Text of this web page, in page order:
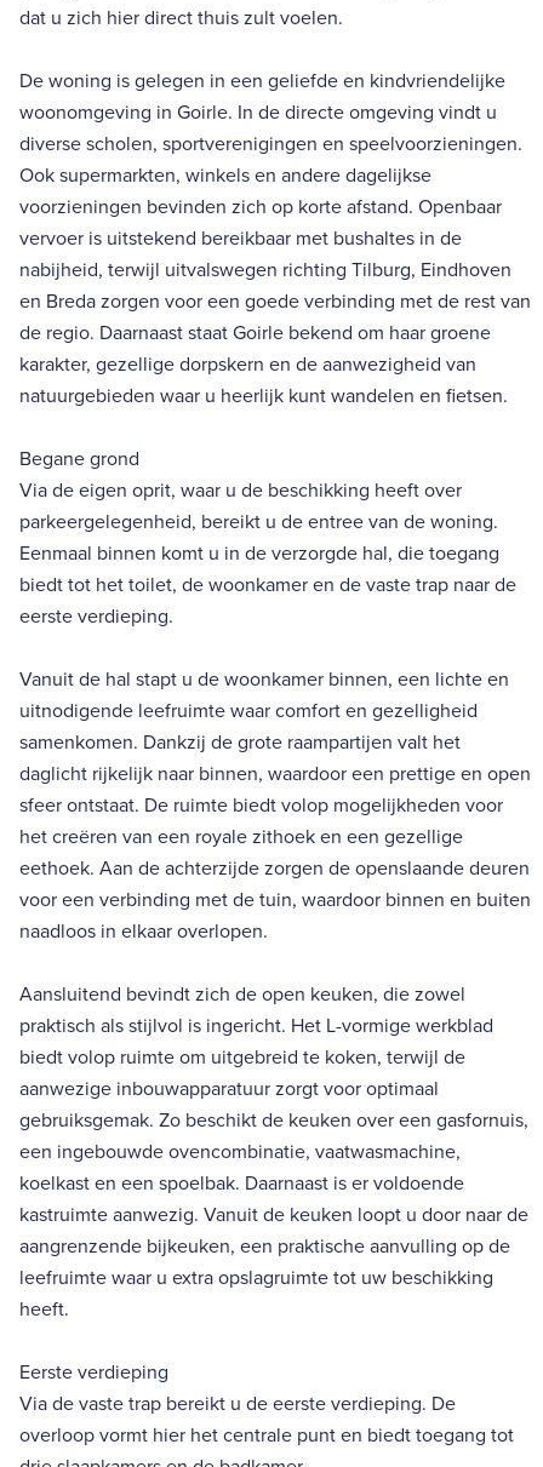
dat u zich hier direct thuis zult voelen.
De woning is gelegen in een geliefde en kindvriendelijke
woonomgeving in Goirle. In de directe omgeving vindt u
diverse scholen, sportverenigingen en speelvoorzieningen.
Ook supermarkten, winkels en andere dagelijkse
voorzieningen bevinden zich op korte afstand. Openbaar
vervoer is uitstekend bereikbaar met bushaltes in de
nabijheid, terwijl uitvalswegen richting Tilburg, Eindhoven
en Breda zorgen voor een goede verbinding met de rest van
de regio. Daarnaast staat Goirle bekend om haar groene
karakter, gezellige dorpskern en de aanwezigheid van
natuurgebieden waar u heerlijk kunt wandelen en fietsen.
Begane grond
Via de eigen oprit, waar u de beschikking heeft over
parkeergelegenheid, bereikt u de entree van de woning.
Eenmaal binnen komt u in de verzorgde hal, die toegang
biedt tot het toilet, de woonkamer en de vaste trap naar de
eerste verdieping.
Vanuit de hal stapt u de woonkamer binnen, een lichte en
uitnodigende leefruimte waar comfort en gezelligheid
samenkomen. Dankzij de grote raampartijen valt het
daglicht rijkelijk naar binnen, waardoor een prettige en open
sfeer ontstaat. De ruimte biedt volop mogelijkheden voor
het creëren van een royale zithoek en een gezellige
eethoek. Aan de achterzijde zorgen de openslaande deuren
voor een verbinding met de tuin, waardoor binnen en buiten
naadloos in elkaar overlopen.
Aansluitend bevindt zich de open keuken, die zowel
praktisch als stijlvol is ingericht. Het L-vormige werkblad
biedt volop ruimte om uitgebreid te koken, terwijl de
aanwezige inbouwapparatuur zorgt voor optimaal
gebruiksgemak. Zo beschikt de keuken over een gasfornuis,
een ingebouwde ovencombinatie, vaatwasmachine,
koelkast en een spoelbak. Daarnaast is er voldoende
kastruimte aanwezig. Vanuit de keuken loopt u door naar de
aangrenzende bijkeuken, een praktische aanvulling op de
leefruimte waar u extra opslagruimte tot uw beschikking
heeft.
Eerste verdieping
Via de vaste trap bereikt u de eerste verdieping. De
overloop vormt hier het centrale punt en biedt toegang tot